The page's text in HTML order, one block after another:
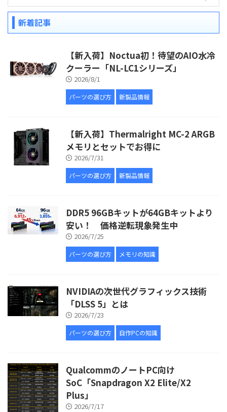
新着記事
【新入荷】Noctua初！待望のAIO水冷
クーラー「NL-LC1シリーズ」
2026/8/1
パーツの選び方 新製品情報
【新入荷】Thermalright MC-2 ARGB
メモリとセットでお得に
2026/7/31
パーツの選び方 新製品情報
DDR5 96GBキットが64GBキットより
安い！ 価格逆転現象発生中
2026/7/25
パーツの選び方 メモリの知識
NVIDIAの次世代グラフィックス技術
「DLSS 5」とは
2026/7/23
パーツの選び方 自作PCの知識
QualcommのノートPC向け
SoC「Snapdragon X2 Elite/X2
Plus」
2026/7/17